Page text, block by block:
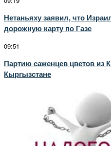
Нетаньяху заявил, что
дорожную карту по Газе
09:51
Партию саженцев цветов из
Кыргызстане